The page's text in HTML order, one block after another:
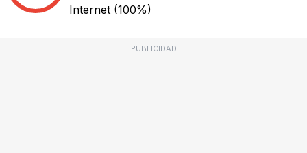
Internet (100%)
PUBLICIDAD